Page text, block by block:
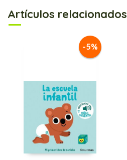
Artículos relacionados
-5%